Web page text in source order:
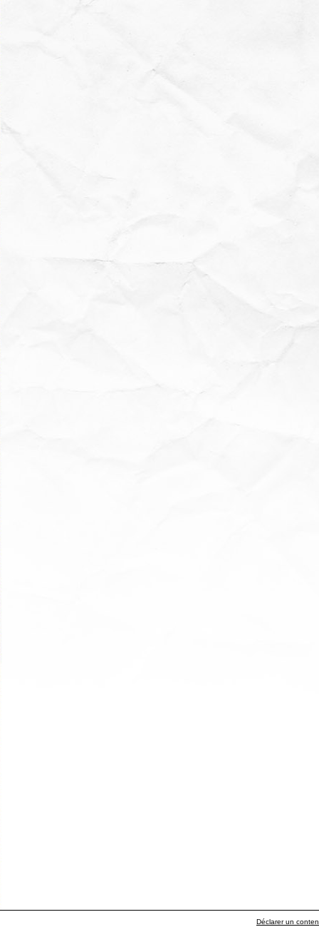
Déclarer un